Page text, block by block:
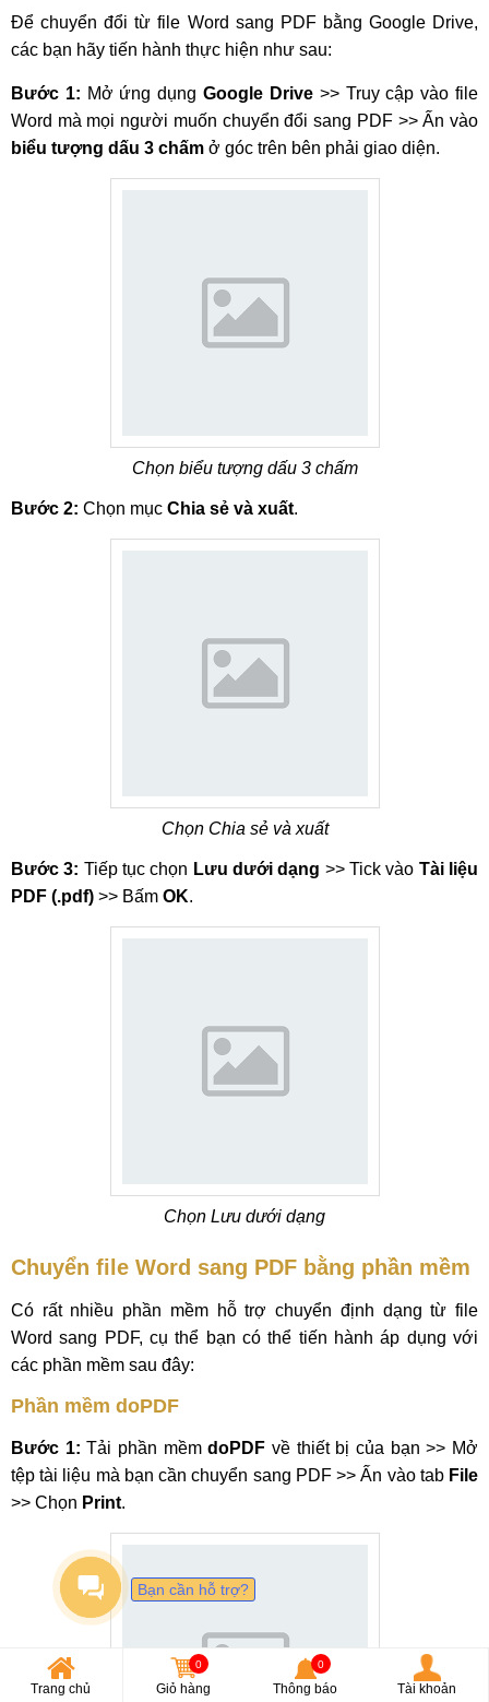
Để chuyển đổi từ file Word sang PDF bằng Google Drive,
các bạn hãy tiến hành thực hiện như sau:
Bước 1: Mở ứng dụngGoogle Drive>> Truy cập vào file
Word mà mọi người muốn chuyển đổi sang PDF >> Ấn vào
biểu tượng dấu 3 chấm ở góc trên bên phải giao diện.
Chọn biểu tượng dấu 3 chấm
Bước 2: Chọn mục Chia sẻ và xuất.
Chọn Chia sẻ và xuất
Bước 3: Tiếp tục chọn Lưu dưới dạng >> Tick vào Tài liệu
PDF (.pdf) >> Bấm OK.
Chọn Lưu dưới dạng
Chuyển file Word sang PDF bằng phần mềm
Có rất nhiều phần mềm hỗ trợ chuyển định dạng từ file
Word sang PDF, cụ thể bạn có thể tiến hành áp dụng với
các phần mềm sau đây:
Phần mềm doPDF
Bước 1: Tải phần mềmdoPDF về thiết bị của bạn >> Mở
tệp tài liệu mà bạn cần chuyển sang PDF >> Ấn vào tab File
>> Chọn Print.
Trang chủ
0
Giỏ hàng
0
Thông báo Tài khoản
Bạn cần hỗ trợ?